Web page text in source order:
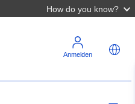
How do you know?
Anmelden